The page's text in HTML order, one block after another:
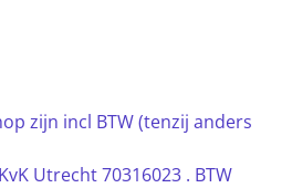
zijn incl BTW (tenzij anders
Utrecht 70316023 . BTW